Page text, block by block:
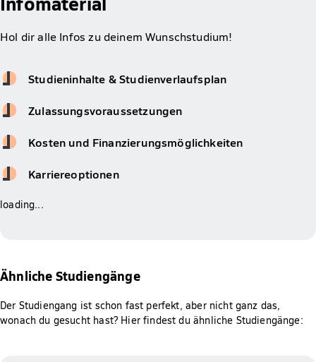
Hol dir alle Infos zu deinem Wunschstudium!
Studieninhalte & Studienverlaufsplan
Zulassungsvoraussetzungen
Kosten und Finanzierungsmöglichkeiten
Karriereoptionen
loading...
Ähnliche Studiengänge
Der Studiengang ist schon fast perfekt, aber nicht ganz das,
wonach du gesucht hast? Hier findest du ähnliche Studiengänge: